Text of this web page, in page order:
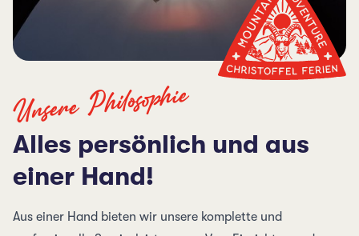
Unsere Philosophie
Alles persönlich und aus
einer Hand!
Aus einer Hand bieten wir unsere komplette und